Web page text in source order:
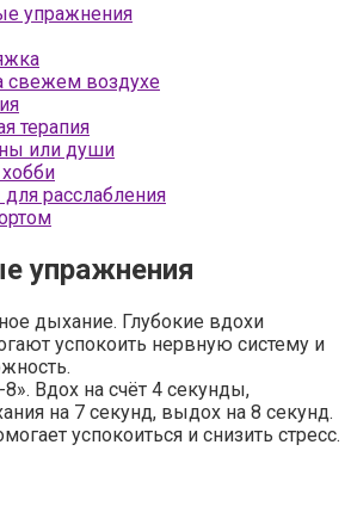
упражнения
свежем воздухе
терапия
или души
расслабления
упражнения
дыхание. Глубокие вдохи
успокоить нервную систему и
Вдох на счёт 4 секунды,
на 7 секунд, выдох на 8 секунд.
успокоиться и снизить стресс.